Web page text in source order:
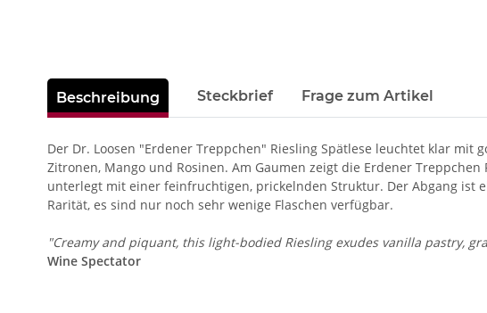
Beschreibung Steckbrief Frage zum Artikel
Der Dr. Loosen "Erdener Treppchen" Riesling Spätlese leuchtet klar
Zitronen, Mango und Rosinen. Am Gaumen zeigt die Erdener
unterlegt mit einer feinfruchtigen, prickelnden Struktur. Der Abgang ist
Rarität, es sind nur noch sehr wenige Flaschen verfügbar.
"Creamy and piquant, this light-bodied Riesling exudes vanilla pastry,
Wine Spectator